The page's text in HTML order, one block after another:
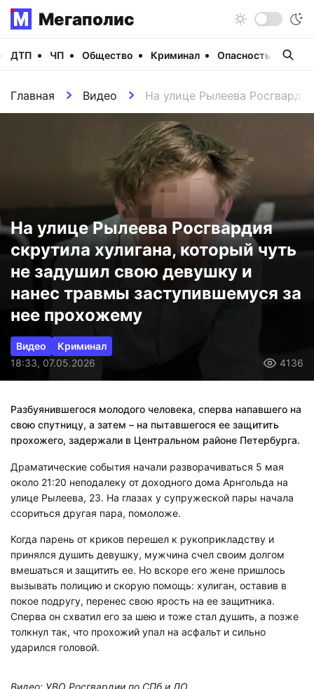
Мегаполис
ДТП ЧП Общество Криминал Опасность
Главная Видео На улице Рылеева
На улице Рылеева Росгвардия
скрутила хулигана, который чуть
не задушил свою девушку и
нанес травмы заступившемуся за
нее прохожему
Видео
Криминал
18:33, 07.05.2026
4136
Разбуянившегося молодого человека, сперва напавшего на
свою спутницу, а затем – на пытавшегося ее защитить
прохожего, задержали в Центральном районе Петербурга.
Драматические события начали разворачиваться 5 мая
около 21:20 неподалеку от доходного дома Арнгольда на
улице Рылеева, 23. На глазах у супружеской пары начала
ссориться другая пара, помоложе.
Когда парень от криков перешел к рукоприкладству и
принялся душить девушку, мужчина счел своим долгом
вмешаться и защитить ее. Но вскоре его жене пришлось
вызывать полицию и скорую помощь: хулиган, оставив в
покое подругу, перенес свою ярость на ее защитника.
Сперва он схватил его за шею и тоже стал душить, а позже
толкнул так, что прохожий упал на асфальт и сильно
ударился головой.
Видео: УВО Росгвардии по СПб и ЛО